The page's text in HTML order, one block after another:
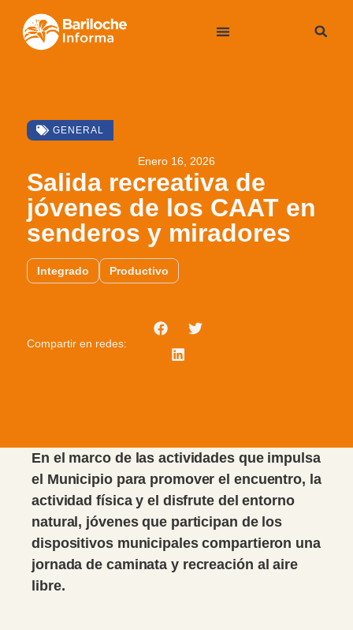
GENERAL
Enero 16, 2026
Salida recreativa de
jóvenes de los CAAT en
senderos y miradores
Integrado Productivo
Compartir en redes:
En el marco de las actividades que impulsa
el Municipio para promover el encuentro, la
actividad física y el disfrute del entorno
natural, jóvenes que participan de los
dispositivos municipales compartieron una
jornada de caminata y recreación al aire
libre.